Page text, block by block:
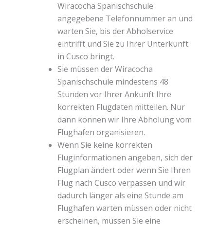
Wiracocha Spanischschule
angegebene Telefonnummer an und
warten Sie, bis der Abholservice
eintrifft und Sie zu Ihrer Unterkunft
in Cusco bringt.
Sie müssen der Wiracocha
Spanischschule mindestens 48
Stunden vor Ihrer Ankunft Ihre
korrekten Flugdaten mitteilen. Nur
dann können wir Ihre Abholung vom
Flughafen organisieren.
Wenn Sie keine korrekten
Fluginformationen angeben, sich der
Flugplan ändert oder wenn Sie Ihren
Flug nach Cusco verpassen und wir
dadurch länger als eine Stunde am
Flughafen warten müssen oder nicht
erscheinen, müssen Sie eine